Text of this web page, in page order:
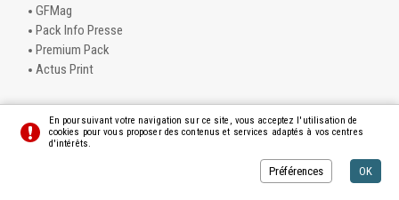
GFMag
Pack Info Presse
Premium Pack
Actus Print
Préférences Crédits
En poursuivant votre navigation sur ce site, vous acceptez l'utilisation de
cookies pour vous proposer des contenus et services adaptés à vos centres
d'intérêts.
Préférences OK